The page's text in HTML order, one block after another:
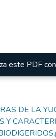
este PDF
DE LA
Y